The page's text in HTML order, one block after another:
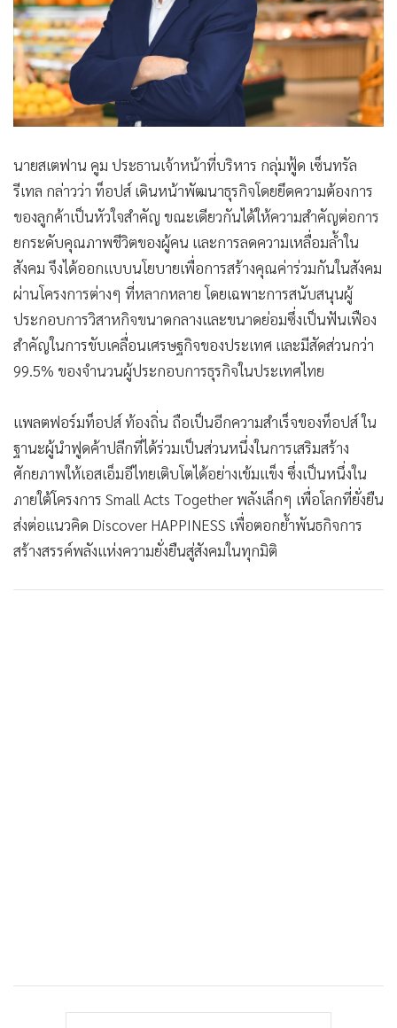
• Celeb Online
• Factcheck
• ญี่ปุ่น
• News1
• Gotomanager
นายสเตฟาน คูม ประธานเจ้าหน้าที่บริหาร กลุ่มฟู้ด เซ็นทรัล
รีเทล กล่าวว่า ท็อปส์ เดินหน้าพัฒนาธุรกิจโดยยึดความต้องการ
ของลูกค้าเป็นหัวใจสำคัญ ขณะเดียวกันได้ให้ความสำคัญต่อการ
ยกระดับคุณภาพชีวิตของผู้คน และการลดความเหลื่อมล้ำใน
สังคม จึงได้ออกแบบนโยบายเพื่อการสร้างคุณค่าร่วมกันในสังคม
ผ่านโครงการต่างๆ ที่หลากหลาย โดยเฉพาะการสนับสนุนผู้
ประกอบการวิสาหกิจขนาดกลางและขนาดย่อมซึ่งเป็นฟันเฟือง
สำคัญในการขับเคลื่อนเศรษฐกิจของประเทศ และมีสัดส่วนกว่า
99.5% ของจำนวนผู้ประกอบการธุรกิจในประเทศไทย
แพลตฟอร์มท็อปส์ ท้องถิ่น ถือเป็นอีกความสำเร็จของท็อปส์ ใน
ฐานะผู้นำฟูดค้าปลีกที่ได้ร่วมเป็นส่วนหนึ่งในการเสริมสร้าง
ศักยภาพให้เอสเอ็มอีไทยเติบโตได้อย่างเข้มแข็ง ซึ่งเป็นหนึ่งใน
ภายใต้โครงการ Small Acts Together พลังเล็กๆ เพื่อโลกที่ยั่งยืน
ส่งต่อแนวคิด Discover HAPPINESS เพื่อตอกย้ำพันธกิจการ
สร้างสรรค์พลังแห่งความยั่งยืนสู่สังคมในทุกมิติ